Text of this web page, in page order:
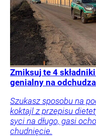
Zmiksuj te 4
genialny na
Szukasz sposobu na
koktajl z przepisu
syci na długo, gasi
chudnięcie.